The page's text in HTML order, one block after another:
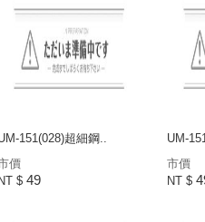
151(028)超細鋼..
價
NT $ 49
UM-
市價
NT $